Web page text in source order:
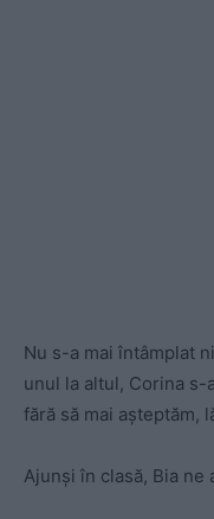
Nu s-a mai întâmplat
unul la altul, Corina s-
fără să mai aşteptăm,
Ajunşi în clasă, Bia